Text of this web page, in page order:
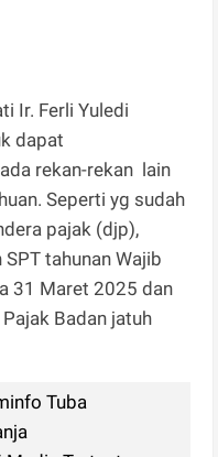
Ir. Ferli Yuledi
dapat
rekan-rekan lain
Seperti yg sudah
pajak (djp),
tahunan Wajib
31 Maret 2025 dan
Badan jatuh
Tuba